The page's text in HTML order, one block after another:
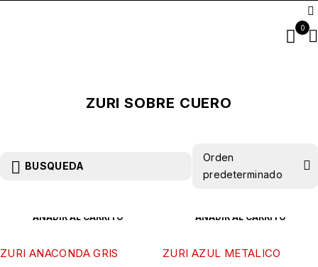
0
ZURI SOBRE CUERO
BUSQUEDA
Orden
predeterminado
AÑADIR AL CARRITO
ZURI ANACONDA GRIS
AÑADIR AL CARRITO
ZURI AZUL METALICO